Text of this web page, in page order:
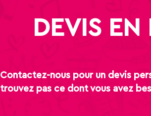
DEVIS EN
Contactez-nous pour un devis
trouvez pas ce dont vous avez